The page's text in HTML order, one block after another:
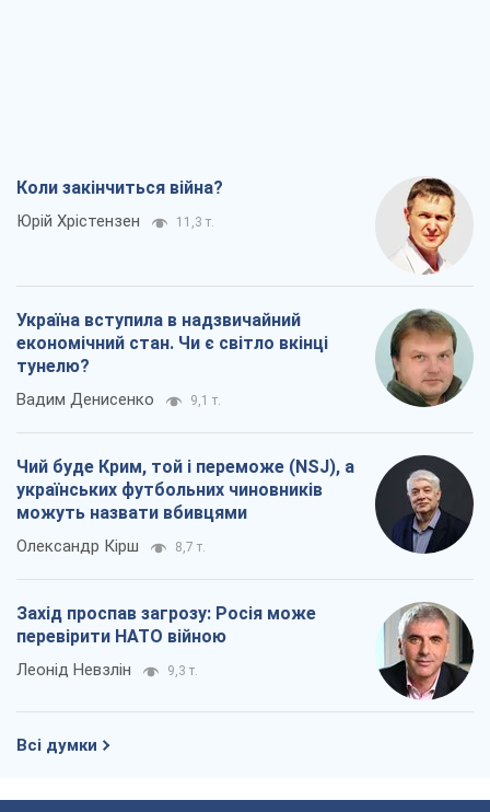
Коли закінчиться війна?
Юрій Хрістензен 11,3 т.
Україна вступила в надзвичайний
економічний стан. Чи є світло вкінці
тунелю?
Вадим Денисенко 9,1 т.
Чий буде Крим, той і переможе (NSJ), а
українських футбольних чиновників
можуть назвати вбивцями
Олександр Кірш 8,7 т.
Захід проспав загрозу: Росія може
перевірити НАТО війною
Леонід Невзлін 9,3 т.
Всі думки